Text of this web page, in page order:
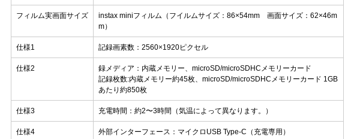
フィルム実画面サイズ
instax miniフィルム（フイルムサイズ：86×54mm 画面サイズ：62×46m
m）
仕様1 記録画素数：2560×1920ピクセル
仕様2
録メディア：内蔵メモリー、microSD/microSDHCメモリーカード
記録枚数:内蔵メモリー約45枚、microSD/microSDHCメモリーカード 1GB
あたり約850枚
仕様3 充電時間：約2〜3時間（気温によって異なります。）
仕様4 外部インターフェース：マイクロUSB Type-C（充電専用）